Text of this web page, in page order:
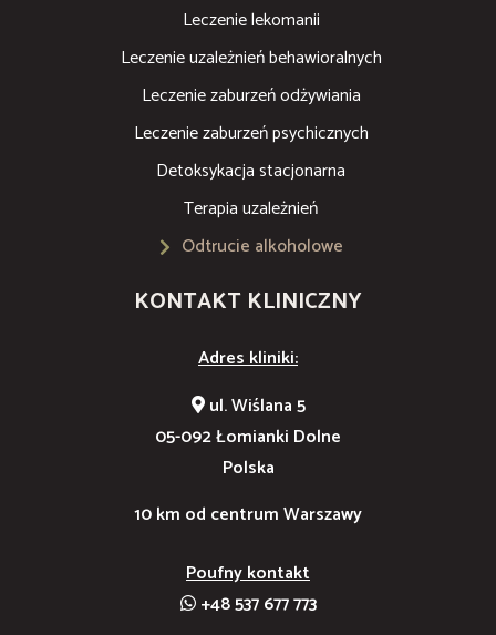
Leczenie lekomanii
Leczenie uzależnień behawioralnych
Leczenie zaburzeń odżywiania
Leczenie zaburzeń psychicznych
Detoksykacja stacjonarna
Terapia uzależnień
Odtrucie alkoholowe
KONTAKT KLINICZNY
Adres kliniki:
ul. Wiślana 5
05-092 Łomianki Dolne
Polska
10 km od centrum Warszawy
Poufny kontakt
+48 537 677 773